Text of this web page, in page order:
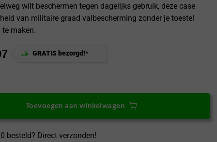
wilt beschermen tegen dagelijks gebruik, deze case
van militaire graad valbescherming zonder je toestel
maken.
GRATIS bezorgd!*
[MagSafe] Case MergeGrip Green Lily – Dual Layer aantal
Toevoegen aan winkelwagen
besteld? Direct verzonden!